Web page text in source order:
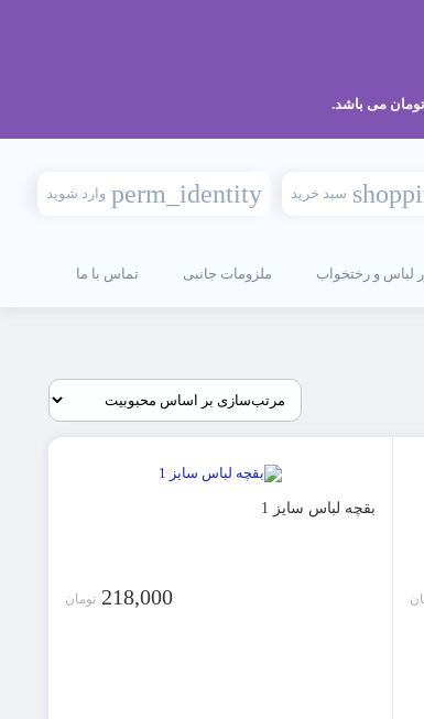
وارد شوید perm_identity سبد خرید
لباس و رختخواب ملزومات جانبی تماس با ما
بقچه لباس سایز 1
218,000 تومان